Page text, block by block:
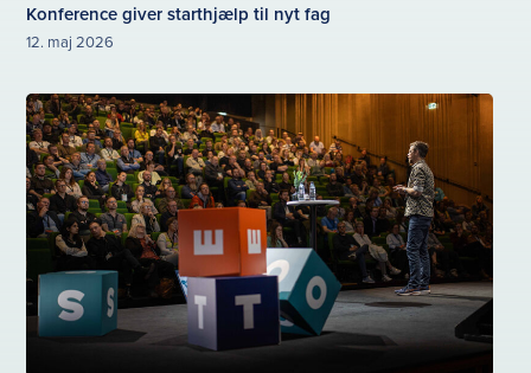
Konference giver starthjælp til nyt fag
12. maj 2026